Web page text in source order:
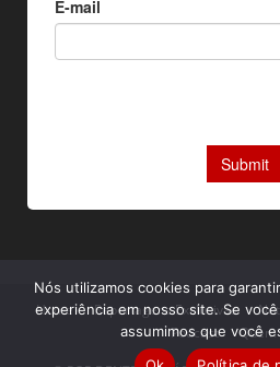
Home Reportagens Exclusivas
Podcast
Quem
Nós utilizamos cookies para
experiência em nosso site. Se
assumimos que você